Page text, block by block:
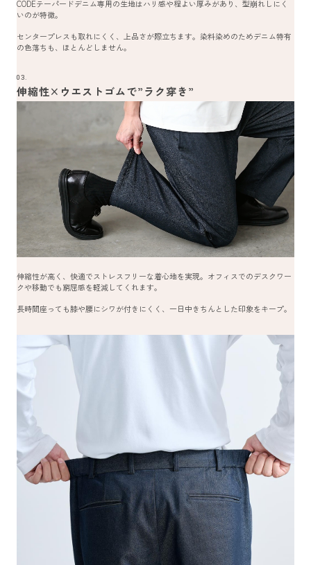
CODEテーパードデニム専用の生地はハリ感や程よい厚みがあり、型崩れしにく
いのが特徴。
センタープレスも取れにくく、上品さが際立ちます。染料染めのためデニム特有
の色落ちも、ほとんどしません。
03.
伸縮性×ウエストゴムで”ラク穿き”
伸縮性が高く、快適でストレスフリーな着心地を実現。オフィスでのデスクワー
クや移動でも窮屈感を軽減してくれます。
長時間座っても膝や腰にシワが付きにくく、一日中きちんとした印象をキープ。